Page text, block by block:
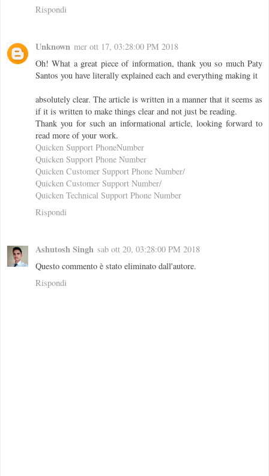
Rispondi
Unknown mer ott 17, 03:28:00 PM 2018
Oh! What a great piece of information, thank you so much Paty
Santos you have literally explained each and everything making it
absolutely clear. The article is written in a manner that it seems as
if it is written to make things clear and not just be reading.
Thank you for such an informational article, looking forward to
read more of your work.
Quicken Support PhoneNumber
Quicken Support Phone Number
Quicken Customer Support Phone Number/
Quicken Customer Support Number/
Quicken Technical Support Phone Number
Rispondi
Ashutosh Singh sab ott 20, 03:28:00 PM 2018
Questo commento è stato eliminato dall'autore.
Rispondi